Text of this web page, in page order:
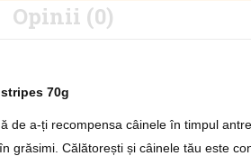
Opinii (0)
70g
de a-ți recompensa câinele în timpul
grăsimi. Călătorești și câinele tău este